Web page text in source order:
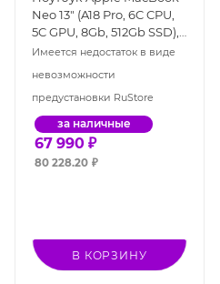
Neo 13" (A18 Pro, 6C CPU,
5C GPU, 8Gb, 512Gb SSD),
серебристый (MHFC4)
Имеется недостаток в виде
невозможности
предустановки RuStore
за наличные
67 990 ₽
80 228.20 ₽
В КОРЗИНУ